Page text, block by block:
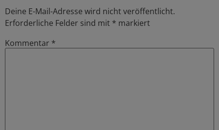
Deine E-Mail-Adresse wird nicht veröffentlicht.
Erforderliche Felder sind mit * markiert
Kommentar *